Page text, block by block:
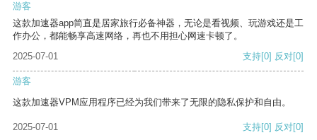
游客
这款加速器app简直是居家旅行必备神器，无论是看视频、玩游戏还是工
作办公，都能畅享高速网络，再也不用担心网速卡顿了。
2025-07-01
支持[0] 反对[0]
游客
这款加速器VPM应用程序已经为我们带来了无限的隐私保护和自由。
2025-07-01 支持[0] 反对[0]